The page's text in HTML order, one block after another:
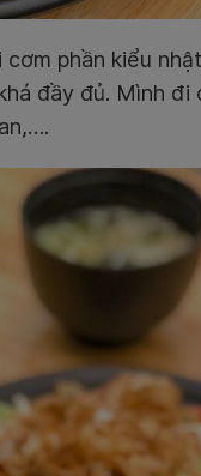
phần kiểu
đầy đủ. Mình